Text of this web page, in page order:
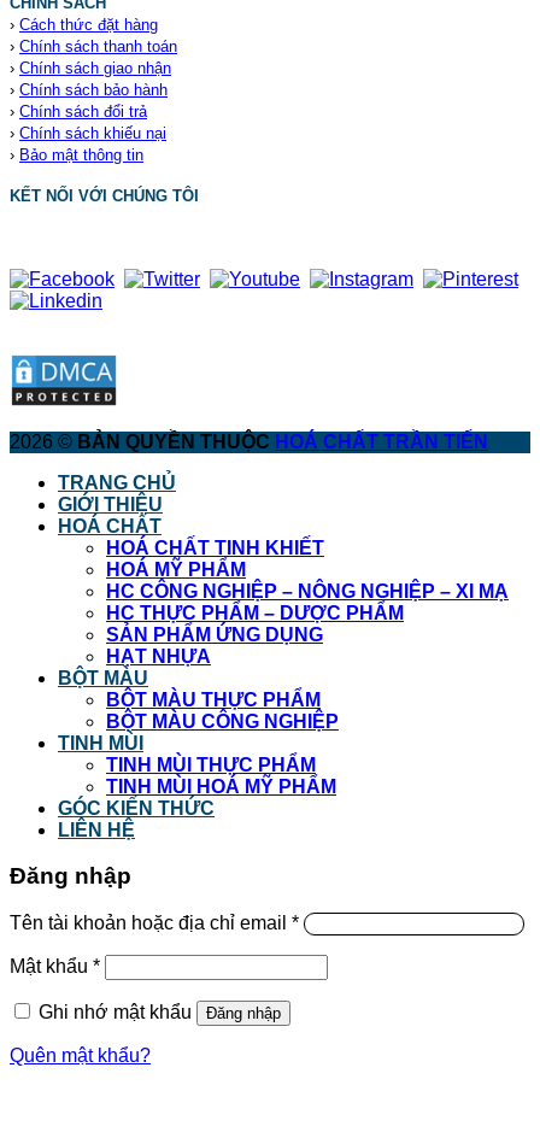
› Cách thức đặt hàng
› Chính sách thanh toán
› Chính sách giao nhận
› Chính sách bảo hành
› Chính sách đổi trả
› Chính sách khiếu nại
› Bảo mật thông tin
KẾT NỐI VỚI CHÚNG TÔI
2026 © BẢN QUYỀN THUỘC HOÁ CHẤT TRẦN TIẾN
TRANG CHỦ
GIỚI THIỆU
HOÁ CHẤT
HOÁ CHẤT TINH KHIẾT
HOÁ MỸ PHẨM
HC CÔNG NGHIỆP – NÔNG NGHIỆP – XI MẠ
HC THỰC PHẨM – DƯỢC PHẨM
SẢN PHẨM ỨNG DỤNG
HẠT NHỰA
BỘT MÀU
BỘT MÀU THỰC PHẨM
BỘT MÀU CÔNG NGHIỆP
TINH MÙI
TINH MÙI THỰC PHẨM
TINH MÙI HOÁ MỸ PHẨM
GÓC KIẾN THỨC
LIÊN HỆ
Đăng nhập
Tên tài khoản hoặc địa chỉ email *
Mật khẩu *
Ghi nhớ mật khẩu Đăng nhập
Quên mật khẩu?